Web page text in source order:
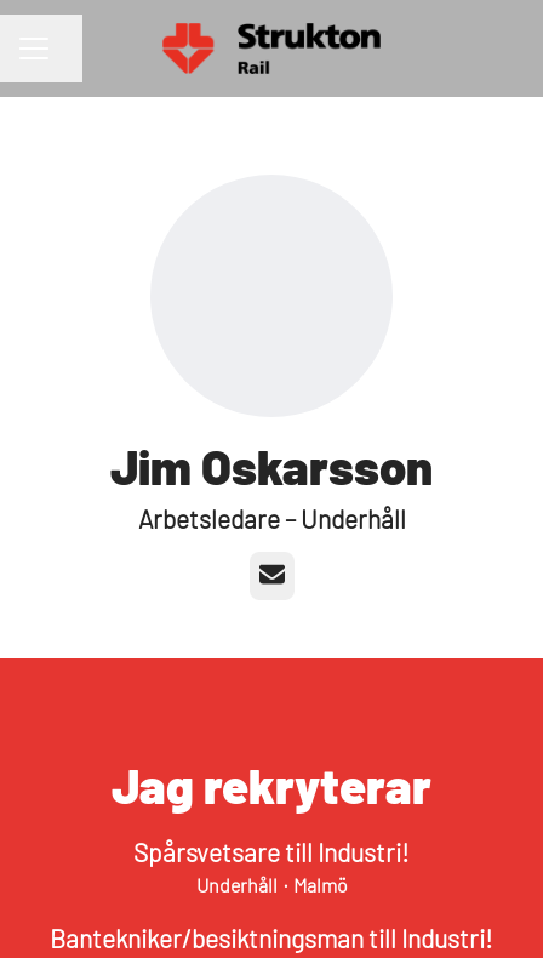
Jim Oskarsson
Arbetsledare – Underhåll
E-post
Jag rekryterar
Spårsvetsare till Industri!
Underhåll · Malmö
Bantekniker/besiktningsman till Industri!